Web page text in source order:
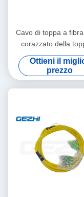
Cavo di toppa a
corazzato della
singolo modo di serie
del cavo
Ottieni il
prezzo